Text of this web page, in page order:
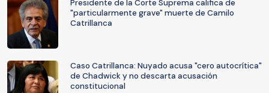
Presidente de la Corte Suprema califica de
"particularmente grave" muerte de Camilo
Catrillanca
Caso Catrillanca: Nuyado acusa "cero autocrítica"
de Chadwick y no descarta acusación
constitucional